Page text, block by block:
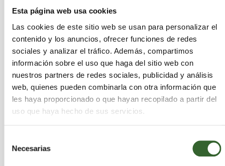
Esta página web usa cookies
Las cookies de este sitio web se usan para personalizar el
contenido y los anuncios, ofrecer funciones de redes
sociales y analizar el tráfico. Además, compartimos
información sobre el uso que haga del sitio web con
nuestros partners de redes sociales, publicidad y análisis
web, quienes pueden combinarla con otra información que
les haya proporcionado o que hayan recopilado a partir del
uso que haya hecho de sus servicios.
Necesarias
de ~70 % de contenido reciclado. Según análisis de
ciclo de vida, el uso de rPET obtenido de bandejas
post‑consumo puede reducir emisiones de CO₂
en aproximadamente el 57 %en comparación
con PET virgen.
Implicaciones para la economía
circular y la gestión de
residuos
Este caso demuestra que el
reciclaje industrial
—